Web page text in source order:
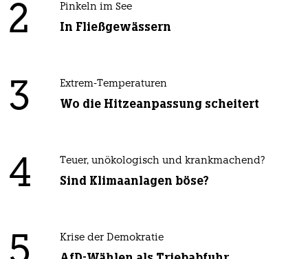
2 Pinkeln im See
In Fließgewässern
3 Extrem-Temperaturen
Wo die Hitzeanpassung scheitert
4 Teuer, unökologisch und krankmachend?
Sind Klimaanlagen böse?
Krise der Demokratie